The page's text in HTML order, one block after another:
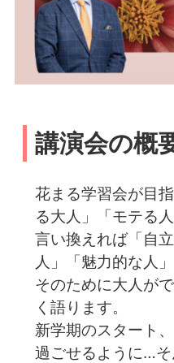
講演会の概
花まる学習会が目
る大人」「モテる人
言い換えれば「自
人」「魅力的な人
そのために大人が
く語ります。
新学期のスタート
過ごせるように…